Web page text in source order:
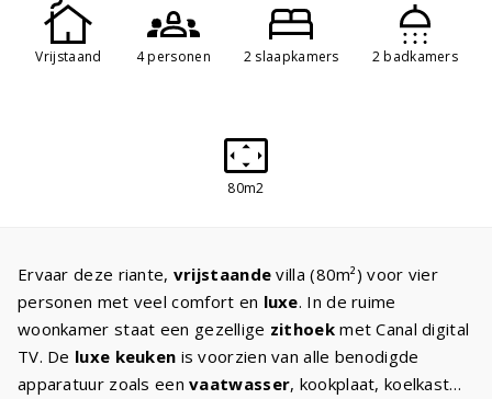
Vrijstaand 4 personen 2 slaapkamers 2 badkamers
80m2
Ervaar deze riante, vrijstaande villa (80m²) voor vier
personen met veel comfort en luxe. In de ruime
woonkamer staat een gezellige zithoekmet Canal digital
TV. De luxe keuken is voorzien van alle benodigde
apparatuur zoals eenvaatwasser, kookplaat, koelkast